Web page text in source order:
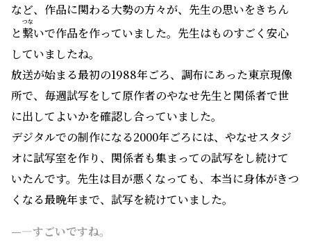
など、作品に関わる大勢の方々が、先生の思いをきちん
と繋
つな
いで作品を作っていました。先生はものすごく安心
していましたね。
放送が始まる最初の1988年ごろ、調布にあった東京現像
所で、毎週試写をして原作者のやなせ先生と関係者で世
に出してよいかを確認し合っていました。
デジタルでの制作になる2000年ごろには、やなせスタジ
オに試写室を作り、関係者も集まっての試写をし続けて
いたんです。先生は目が悪くなっても、本当に身体がきつ
くなる最晩年まで、試写を続けていました。
—―すごいですね。